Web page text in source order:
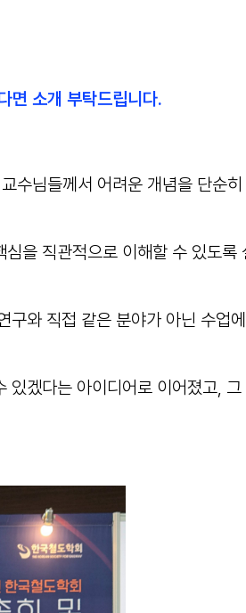
면 소개 부탁드립니다.
수님들께서 어려운 개념을 단순
을 직관적으로 이해할 수 있도록
구와 직접 같은 분야가 아닌 수업
겠다는 아이디어로 이어졌고,